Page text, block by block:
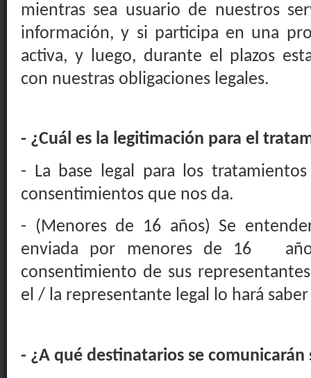
mientras sea usuario de nuestros
información, y si participa en una
activa, y luego, durante el plazos
con nuestras obligaciones legales.
- ¿Cuál es la legitimación para el
- La base legal para los
consentimientos que nos da.
- (Menores de 16 años) Se
enviada por menoresde 16
consentimiento de sus
el / la representante legal lo hará
- ¿A qué destinatarios se comunicarán